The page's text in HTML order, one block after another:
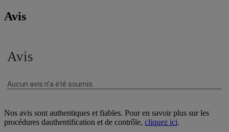
Avis
Nos avis sont authentiques et fiables. Pour en savoir plus sur les
procédures dauthentification et de contrôle, cliquez ici.